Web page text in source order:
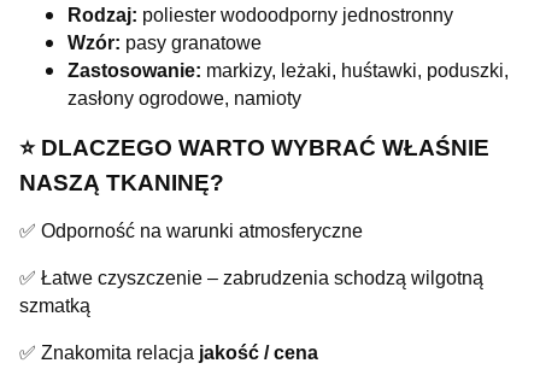
Rodzaj: poliester wodoodporny jednostronny
Wzór: pasy granatowe
Zastosowanie: markizy, leżaki, huśtawki, poduszki,
zasłony ogrodowe, namioty
⭐️ DLACZEGO WARTO WYBRAĆ WŁAŚNIE
NASZĄ TKANINĘ?
✅ Odporność na warunki atmosferyczne
✅ Łatwe czyszczenie – zabrudzenia schodzą wilgotną
szmatką
✅ Znakomita relacja jakość / cena